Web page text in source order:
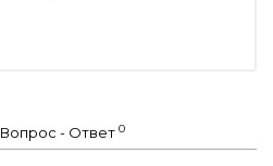
Вопрос - Ответ 0